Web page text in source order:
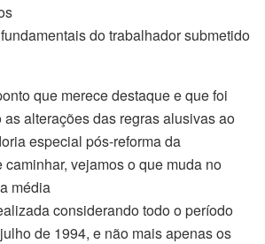
do trabalhador submetido
que merece destaque e que foi
alterações das regras alusivas ao
especial pós-reforma da
vejamos o que muda no
média
considerando todo o período
de 1994, e não mais apenas os